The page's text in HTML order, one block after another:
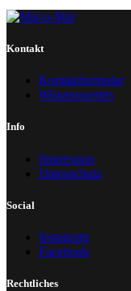
Kontakt
Kontaktformular
Wissenswertes
Info
Impressum
Datenschutz
Social
Instagram
Facebook
Rechtliches